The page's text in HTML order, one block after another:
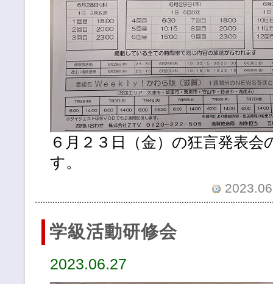
６月２３日（金）の狂言発表
す。
学級活動研修会
2023.06.27